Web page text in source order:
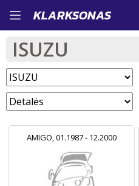
Pereiti
į
turinį
KLARKSONAS
ISUZU
AMIGO, 01.1987 - 12.2000